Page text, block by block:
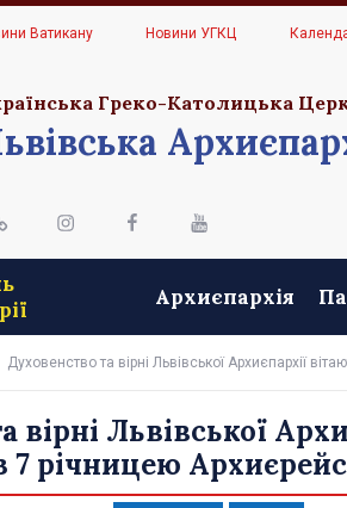
Ватикану Новини УГКЦ
Греко-Католицька
Архиєпархія
Духовенство та вірні Львівської Архиєпархії
вірні Львівської
річницею